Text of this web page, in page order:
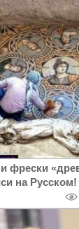
фрески
на Русском!